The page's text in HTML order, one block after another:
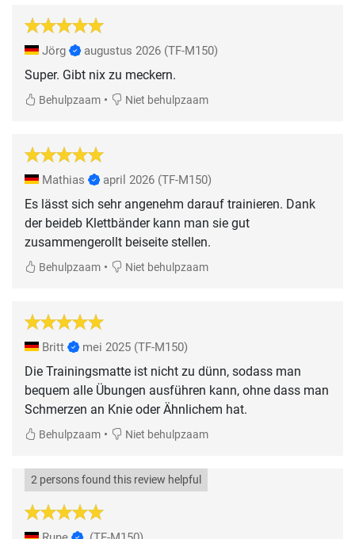
Jörg augustus 2026 (TF-M150)
Super. Gibt nix zu meckern.
Behulpzaam • Niet behulpzaam
Mathias april 2026 (TF-M150)
Es lässt sich sehr angenehm darauf trainieren. Dank
der beideb Klettbänder kann man sie gut
zusammengerollt beiseite stellen.
Behulpzaam • Niet behulpzaam
Britt mei 2025 (TF-M150)
Die Trainingsmatte ist nicht zu dünn, sodass man
bequem alle Übungen ausführen kann, ohne dass man
Schmerzen an Knie oder Ähnlichem hat.
Behulpzaam • Niet behulpzaam
2 persons found this review helpful